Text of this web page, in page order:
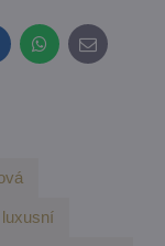
WhatsApp
E-
mail